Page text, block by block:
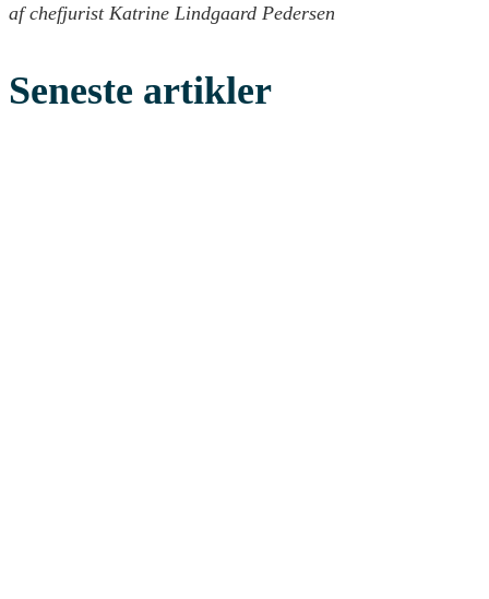
af chefjurist Katrine Lindgaard Pedersen
Seneste artikler